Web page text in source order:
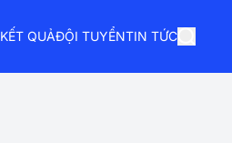
KẾT QUẢĐỘI TUYỂNTIN TỨC